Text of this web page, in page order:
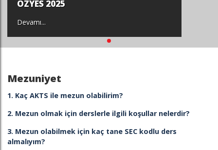
ÖZYES 2025
Devamı...
Mezuniyet
1. Kaç AKTS ile mezun olabilirim?
2. Mezun olmak için derslerle ilgili koşullar nelerdir?
3. Mezun olabilmek için kaç tane SEC kodlu ders
almalıyım?